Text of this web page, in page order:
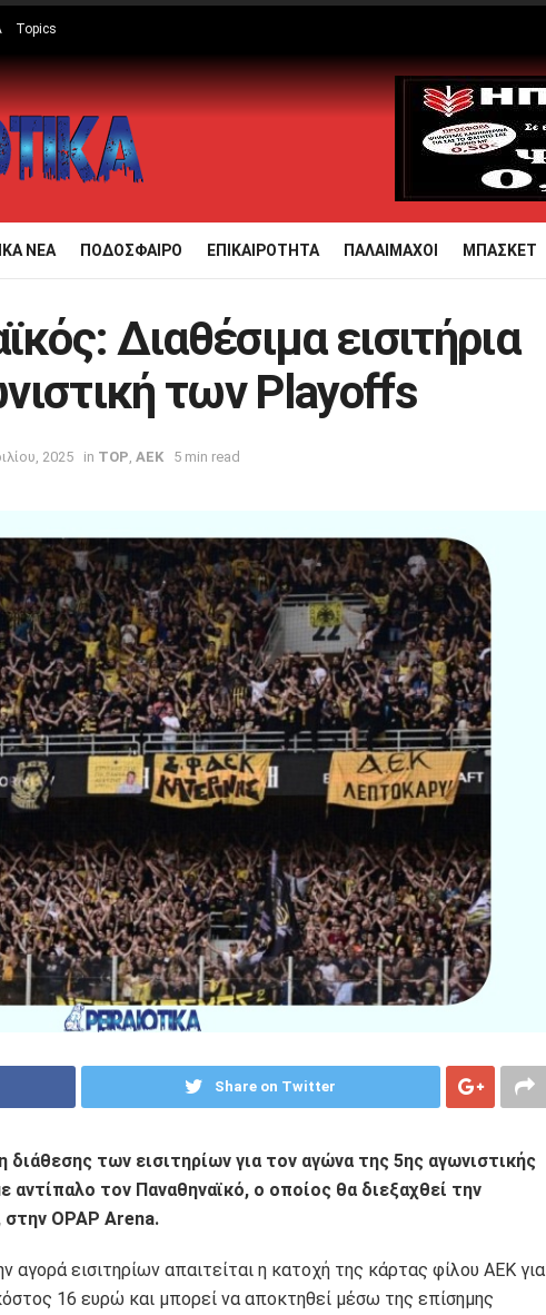
Topics
ΝΕΑ ΠΟΔΟΣΦΑΙΡΟ ΕΠΙΚΑΙΡΟΤΗΤΑ ΠΑΛΑΙΜΑΧΟΙ ΜΠΑΣΚΕΤ
Διαθέσιμα εισιτήρια
των Playoffs
2025 in TOP ΑΕΚ 5 min read
Share on Twitter
των εισιτηρίων για τον αγώνα της 5ης αγωνιστικής
τον Παναθηναϊκό, ο οποίος θα διεξαχθεί την
στην OPAP Arena.
αγορά εισιτηρίων απαιτείται η κατοχή της κάρτας φίλου ΑΕΚ για
16 ευρώ και μπορεί να αποκτηθεί μέσω της επίσημης